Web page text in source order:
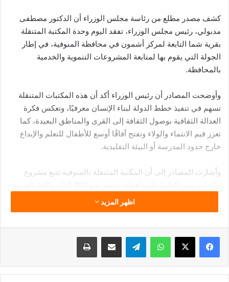
كشف مصدر مطلع من رئاسة مجلس الوزراء أن الدكتور مصطفى
مدبولي، رئيس مجلس الوزراء، تفقد اليوم وحدة المكتبة المتنقلة
بقرية شما التابعة لمركز أشمون في محافظة المنوفية، في إطار
الجولة التي يقوم بها لمتابعة المشروعات التنموية والخدمية
بالمحافظة.
وأوضحت المصادر أن رئيس الوزراء أكد أن هذه المكتبات المتنقلة
تسهم في تنفيذ خطط الدولة لبناء الإنسان معرفيًا، وتعكس فكرة
العدالة الثقافية بوصول الثقافة إلى القرى والمناطق البعيدة، كما
تعزز قيم الانتماء والولاء وتفتح آفاقًا أوسع للأطفال للتعلم والإبداع
خارج حدود المدرسة أو البيئة التقليدية.
وأشارت المصادر إلى أن المكتبة المتنقلة بالمنوفية تتبع مشروع
وبعض اللغات الأخرى في موضوعات متنوعة، وتستهدف القرى التي
لا تتوافر فيها مكتبات أو مواقع ثقافية. وأضافت أن المكتبة مجهزة
منتظم لتقديم خدمات ثقافية وفنية متنوعة للأطفال حتى سن
الخامسة عشرة، تشمل ورش قراءة ومناقشات ومسابقات ثقافية،
العامة.
اظهر المزيد
فيسبوك ‫X واتساب تيلقرام مشاركة عبر البريد طباعة